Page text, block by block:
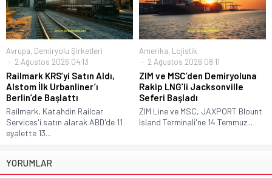
Avrupa, Demiryolu Şirketleri
2 Ağustos 2026 04:13
Railmark KRS’yi Satın Aldı,
Alstom İlk Urbanliner’ı
Berlin’de Başlattı
Railmark, Katahdin Railcar
Services'i satın alarak ABD'de 11
eyalette 13...
Amerika, Lojistik
2 Ağustos 2026 08:11
ZIM ve MSC’den Demiryoluna
Rakip LNG’li Jacksonville
Seferi Başladı
ZIM Line ve MSC, JAXPORT Blount
Island Terminali'ne 14 Temmuz...
YORUMLAR